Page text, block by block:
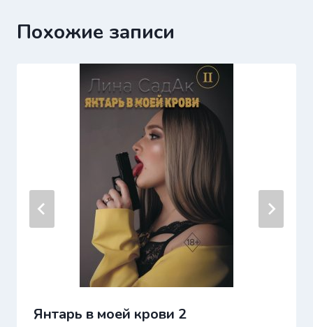
Похожие записи
Янтарь в моей крови 2